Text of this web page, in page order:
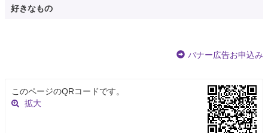
好きなもの
バナー広告お申込み
このページのQRコードです。
拡大